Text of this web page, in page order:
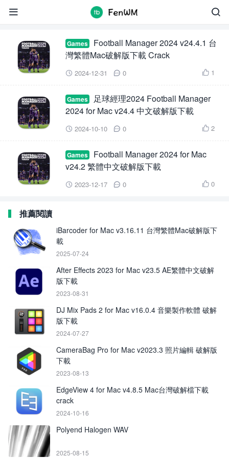

 Football Manager 2024
Games
Football Manager 2024 v24.4.1 台
灣繁體Mac破解版下載 Crack
 2024-12-31  0  1
Games
足球經理2024 Football Manager
2024 for Mac v24.4 中文破解版下載
 2024-10-10  0  2
Games
Football Manager 2024 for Mac
v24.2 繁體中文破解版下載
 2023-12-17  0  0
推薦閱讀
iBarcoder for Mac v3.16.11 台灣繁體Mac破解版下
載
2025-07-24
After Effects 2023 for Mac v23.5 AE繁體中文破解
版下載
2023-08-31
DJ Mix Pads 2 for Mac v16.0.4 音樂製作軟體 破解
版下載
2024-07-27
CameraBag Pro for Mac v2023.3 照片編輯 破解版
下載
2023-08-13
EdgeView 4 for Mac v4.8.5 Mac台灣破解檔下載
crack
2024-10-16
Polyend Halogen WAV
2025-08-15